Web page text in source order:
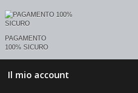
PAGAMENTO
100% SICURO
Il mio account